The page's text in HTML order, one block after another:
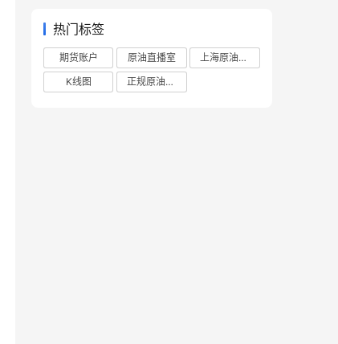
热门标签
期货账户 原油直播室
上海原油期货
K线图
正规原油直播室